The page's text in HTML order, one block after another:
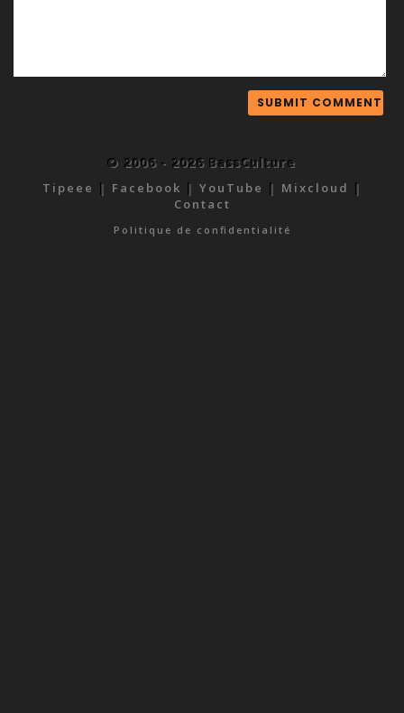
© 2006 - 2026 BassCulture
Tipeee | Facebook | YouTube | Mixcloud |
Contact
Politique de confidentialité